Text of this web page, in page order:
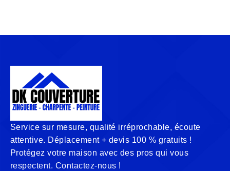
Service sur mesure, qualité irréprochable, écoute
attentive. Déplacement + devis 100 % gratuits !
Protégez votre maison avec des pros qui vous
respectent. Contactez-nous !